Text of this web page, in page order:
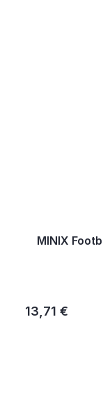
MINIX
13,71 €